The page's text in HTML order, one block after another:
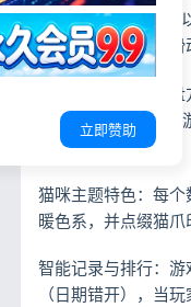
大脸猫2048 是一款
咪元素，让每一次
核心玩法：通过键
“宇宙无敌大猫咪”
合并时游戏结束。
猫咪主题特色：每
暖色系，并点缀猫
智能记录与排行：
（日期错开），当
立即赞助